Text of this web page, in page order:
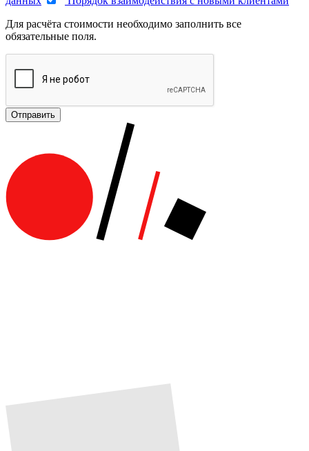
Для расчёта стоимости необходимо заполнить все
обязательные поля.
Отправить